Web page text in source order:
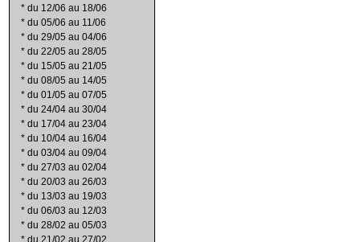
* du 12/06 au 18/06
* du 05/06 au 11/06
* du 29/05 au 04/06
* du 22/05 au 28/05
* du 15/05 au 21/05
* du 08/05 au 14/05
* du 01/05 au 07/05
* du 24/04 au 30/04
* du 17/04 au 23/04
* du 10/04 au 16/04
* du 03/04 au 09/04
* du 27/03 au 02/04
* du 20/03 au 26/03
* du 13/03 au 19/03
* du 06/03 au 12/03
* du 28/02 au 05/03
* du 21/02 au 27/02